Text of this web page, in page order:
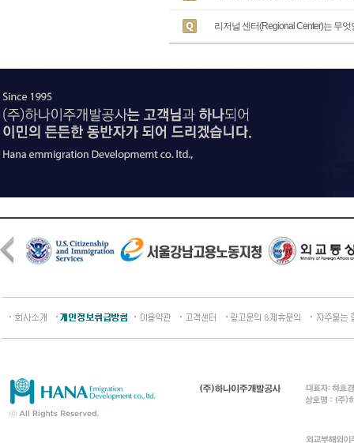
리저널 센터(Regional Center)는 무엇